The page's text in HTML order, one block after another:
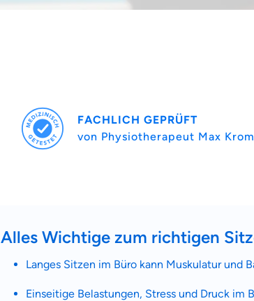
FACHLICH GEPRÜFT
von Physiotherapeut Max
Alles Wichtige zum richtigen
Langes Sitzen im Büro kann Muskulatur und
Einseitige Belastungen, Stress und Druck im